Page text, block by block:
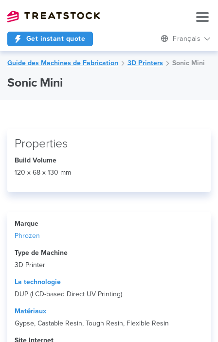
Get instant quote Français
Guide des Machines de Fabrication 3D Printers Sonic Mini
Sonic Mini
Properties
Build Volume
120 x 68 x 130 mm
Marque
Phrozen
Type de Machine
3D Printer
La technologie
DUP (LCD-based Direct UV Printing)
Matériaux
Gypse, Castable Resin, Tough Resin, Flexible Resin
Site Internet